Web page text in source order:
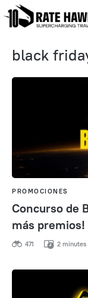
black
PROMOCIONES
Concurso de
más premios!
471 2 minutes